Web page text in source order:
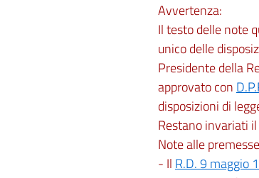
Avvertenza:
Il testo delle note
unico delle
Presidente della
approvato con
disposizioni di
Restano invariati
Note alle
- Il R.D. 9 maggio